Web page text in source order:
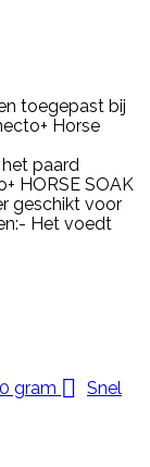
toegepast bij
Horse
paard
HORSE SOAK
geschikt voor
Het voedt

Snel